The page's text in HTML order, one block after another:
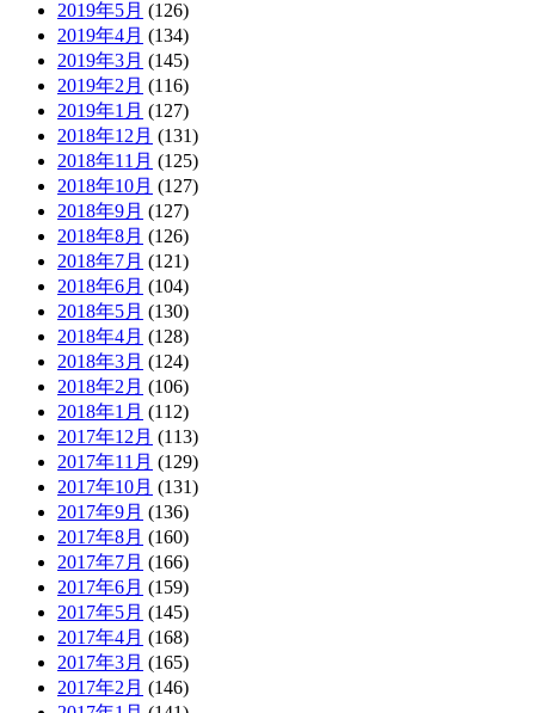
2019年5月 (126)
2019年4月 (134)
2019年3月 (145)
2019年2月 (116)
2019年1月 (127)
2018年12月 (131)
2018年11月 (125)
2018年10月 (127)
2018年9月 (127)
2018年8月 (126)
2018年7月 (121)
2018年6月 (104)
2018年5月 (130)
2018年4月 (128)
2018年3月 (124)
2018年2月 (106)
2018年1月 (112)
2017年12月 (113)
2017年11月 (129)
2017年10月 (131)
2017年9月 (136)
2017年8月 (160)
2017年7月 (166)
2017年6月 (159)
2017年5月 (145)
2017年4月 (168)
2017年3月 (165)
2017年2月 (146)